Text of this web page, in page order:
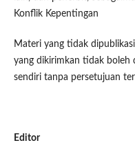
Konflik Kepentingan
Materi yang tidak
yang dikirimkan tidak boleh
sendiri tanpa persetujuan
Editor